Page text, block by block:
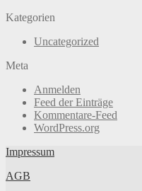
Kategorien
Uncategorized
Meta
Anmelden
Feed der Einträge
Kommentare-Feed
WordPress.org
Impressum
AGB